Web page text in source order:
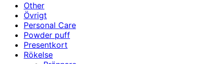
Other
Övrigt
Personal Care
Powder puff
Presentkort
Rökelse